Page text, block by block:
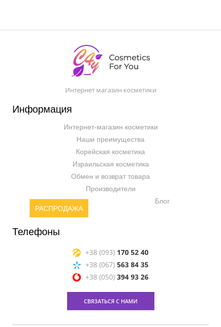
Интернет магазин косметики
Информация
Интернет-магазин косметики
Наши преимущества
Корейская косметика
Израильская косметика
Обмен и возврат товара
Производители
РАСПРОДАЖА
Блог
Телефоны
+38 (093) 170 52 40
+38 (067) 563 84 35
+38 (050) 394 93 26
СВЯЗАТЬСЯ С НАМИ